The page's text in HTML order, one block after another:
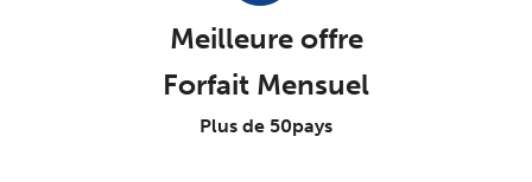
S'inscrire
Meilleure offre
Forfait Mensuel
Plus de 50pays